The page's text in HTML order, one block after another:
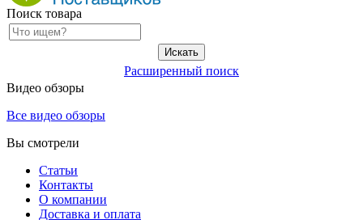
Поиск товара
Расширенный поиск
Видео обзоры
Все видео обзоры
Вы смотрели
Статьи
Контакты
О компании
Доставка и оплата